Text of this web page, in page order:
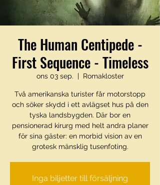
The Human Centipede -
First Sequence - Timeless
ons 03 sep.
  |
Romakloster
Två amerikanska turister får motorstopp
och söker skydd i ett avlägset hus på den
tyska landsbygden. Där bor en
pensionerad kirurg med helt andra planer
för sina gäster: en morbid vision av en
grotesk mänsklig tusenfoting.
Inga biljetter till försäljning